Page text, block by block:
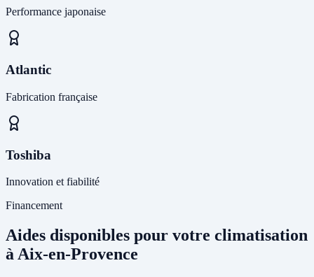
Performance japonaise
Atlantic
Fabrication française
Toshiba
Innovation et fiabilité
Financement
Aides disponibles pour votre climatisation
à Aix-en-Provence